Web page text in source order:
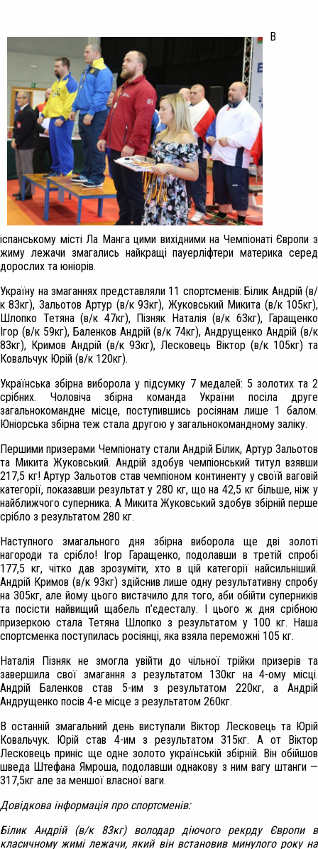
В
іспанському місті Ла Манга цими вихідними на Чемпіонаті Європи з
жиму лежачи змагались найкращі пауерліфтери материка серед
дорослих та юніорів.
Україну на змаганнях представляли 11 спортсменів: Білик Андрій (в/
к 83кг), Зальотов Артур (в/к 93кг), Жуковський Микита (в/к 105кг),
Шлопко Тетяна (в/к 47кг), Пізняк Наталія (в/к 63кг), Гаращенко
Ігор (в/к 59кг), Баленков Андрій (в/к 74кг), Андрущенко Андрій (в/к
83кг), Кримов Андрій (в/к 93кг), Лесковець Віктор (в/к 105кг) та
Ковальчук Юрій (в/к 120кг).
Українська збірна виборола у підсумку 7 медалей: 5 золотих та 2
срібних. Чоловіча збірна команда України посіла друге
загальнокомандне місце, поступившись росіянам лише 1 балом.
Юніорська збірна теж стала другою у загальнокомандному заліку.
Першими призерами Чемпіонату стали Андрій Білик, Артур Зальотов
та Микита Жуковський. Андрій здобув чемпіонський титул взявши
217,5 кг! Артур Зальотов став чемпіоном континенту у своїй ваговій
категорії, показавши результат у 280 кг, що на 42,5 кг більше, ніж у
найближчого суперника. А Микита Жуковський здобув збірній перше
срібло з результатом 280 кг.
Наступного змагального дня збірна виборола ще дві золоті
нагороди та срібло! Ігор Гаращенко, подолавши в третій спробі
177,5 кг, чітко дав зрозуміти, хто в цій категорії найсильніший.
Андрій Кримов (в/к 93кг) здійснив лише одну результативну спробу
на 305кг, але йому цього вистачило для того, аби обійти суперників
та посісти найвищий щабель п’єдесталу. І цього ж дня срібною
призеркою стала Тетяна Шлопко з результатом у 100 кг. Наша
спортсменка поступилась росіянці, яка взяла переможні 105 кг.
Наталія Пізняк не змогла увійти до чільної трійки призерів та
завершила свої змагання з результатом 130кг на 4-ому місці.
Андрій Баленков став 5-им з результатом 220кг, а Андрій
Андрущенко посів 4-е місце з результатом 260кг.
В останній змагальний день виступали Віктор Лесковець та Юрій
Ковальчук. Юрій став 4-им з результатом 315кг. А от Віктор
Лесковець приніс ще одне золото українській збірній. Він обійшов
шведа Штефана Ямроша, подолавши однакову з ним вагу штанги —
317,5кг але за меншої власної ваги.
Довідкова інформація про спортсменів:
Білик Андрій (в/к 83кг) володар діючого рекрду Європи в
класичному жимі лежачи, який він встановив минулого року на